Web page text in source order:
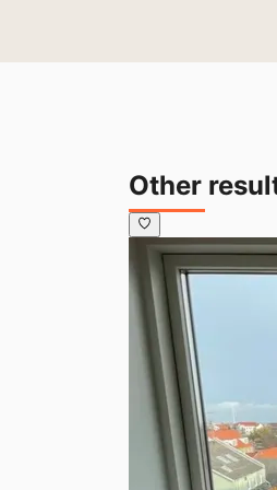
Other